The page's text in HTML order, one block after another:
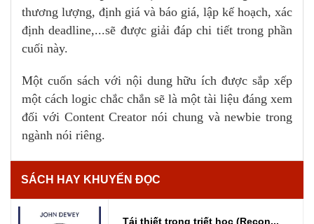
thương lượng, định giá và báo giá, lập kế hoạch, xác
định deadline,...sẽ được giải đáp chi tiết trong phần
cuối này.
Một cuốn sách với nội dung hữu ích được sắp xếp
một cách logic chắc chắn sẽ là một tài liệu đáng xem
đối với Content Creator nói chung và newbie trong
ngành nói riêng.
SÁCH HAY KHUYẾN ĐỌC
Tái thiết trong triết học (Recon...